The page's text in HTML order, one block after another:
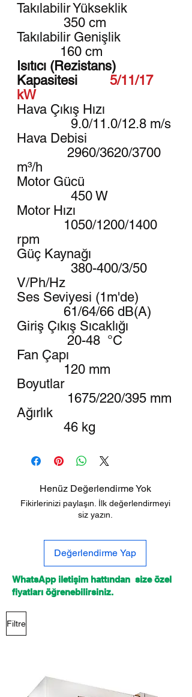
Takılabilir Yükseklik
350 cm
Takılabilir Genişlik
160 cm
Isıtıcı (Rezistans)
Kapasitesi
5/11/17
kW
Hava Çıkış Hızı
9.0/11.0/12.8 m/s
Hava Debisi
2960/3620/3700
m³/h
Motor Gücü
450 W
Motor Hızı
1050/1200/1400
rpm
Güç Kaynağı
380-400/3/50
V/Ph/Hz
Ses Seviyesi (1m'de)
61/64/66 dB(A)
Giriş Çıkış Sıcaklığı
20-48 °C
Fan Çapı
120 mm
Boyutlar
1675/220/395 mm
Ağırlık
46 kg
Henüz Değerlendirme Yok
Fikirlerinizi paylaşın. İlk değerlendirmeyi
siz yazın.
Değerlendirme Yap
WhatsApp iletişim hattından size özel
fiyatları öğrenebilirsiniz.
Filtre